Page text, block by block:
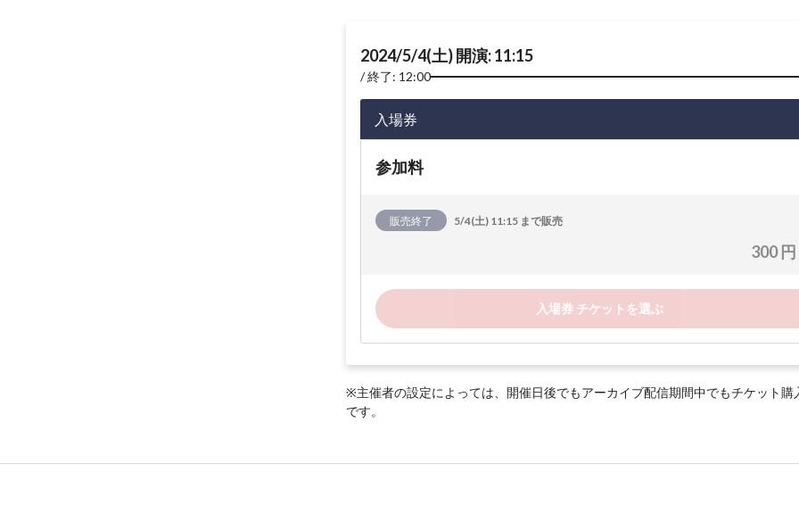
2024/5/4(土) 開演: 11:15
終了: 12:00
入場券
参加料
販売終了 5/4(土) 11:15 まで販売
300 円
入場券 チケットを選ぶ
※主催者の設定によっては、開催日後でもアーカイブ配信期間中でもチケット購
です。